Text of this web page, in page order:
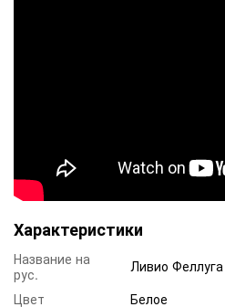
Характеристики
Название на
рус.
Ливио
Цвет
Белое